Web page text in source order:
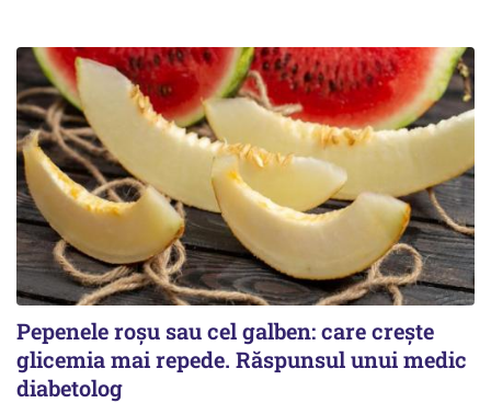
Pepenele roșu sau cel galben: care crește
glicemia mai repede. Răspunsul unui medic
diabetolog